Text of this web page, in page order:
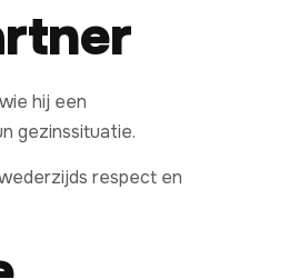
hij een
gezinssituatie.
respect en